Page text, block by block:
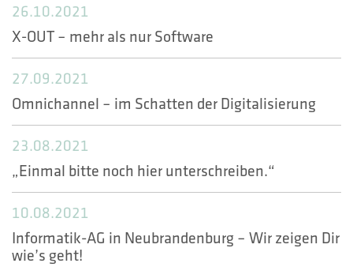
KUNDENBEREICH
KONTAKT
HOTLINES
26.10.2021
X-OUT – mehr als nur Software
27.09.2021
Omnichannel – im Schatten der Digitalisierung
23.08.2021
„Einmal bitte noch hier unterschreiben.“
10.08.2021
Informatik-AG in Neubrandenburg – Wir zeigen Dir
wie’s geht!